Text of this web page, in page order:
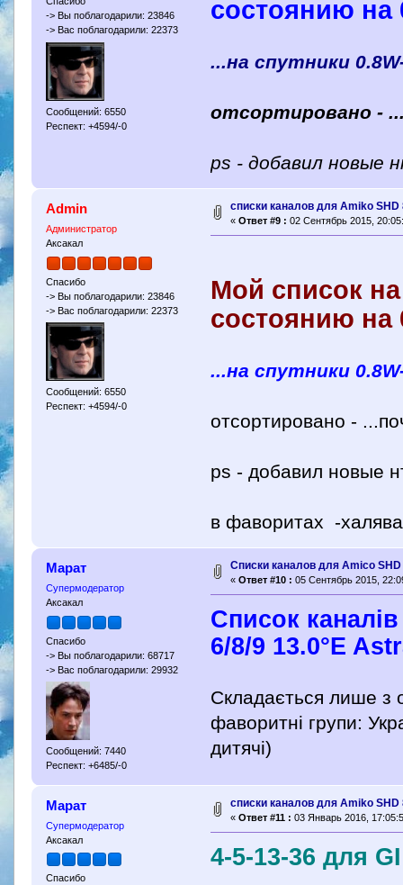
-> Вы поблагодарили: 23846
-> Вас поблагодарили: 22373
Сообщений: 6550
Респект: +4594/-0
состоянию на
...на спутники
отсортировано -
ps - добавил новые
Admin
Администратор
Аксакал
Спасибо
-> Вы поблагодарили: 23846
-> Вас поблагодарили: 22373
Сообщений: 6550
Респект: +4594/-0
списки каналов для Amiko SHD
« Ответ #9 : 02 Сентябрь 2015,
Мой список
состоянию на
...на спутники
отсортировано -
ps - добавил новые
в фаворитах -
Марат
Супермодератор
Аксакал
Спасибо
-> Вы поблагодарили: 68717
-> Вас поблагодарили: 29932
Сообщений: 7440
Респект: +6485/-0
Списки каналов для Amico
« Ответ #10 : 05 Сентябрь 2015,
Список
6/8/9 13.0°E
Складається лише з
фаворитні групи:
дитячі)
Марат
Супермодератор
Аксакал
Спасибо
списки каналов для Amiko SHD
« Ответ #11 : 03 Январь 2016,
4-5-13-36 для